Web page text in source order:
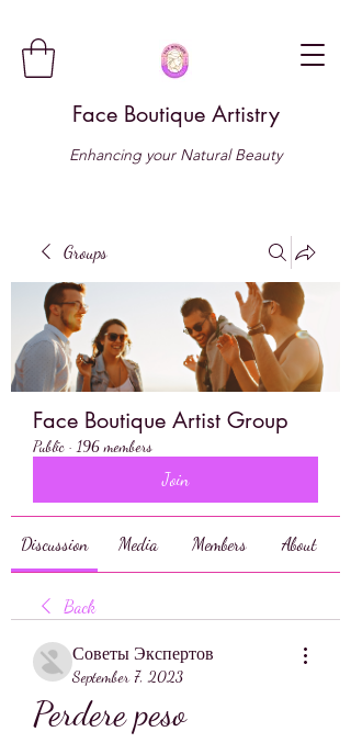
Face Boutique Artistry
Enhancing your Natural Beauty
Groups
Face Boutique Artist Group
Public · 196 members
Join
Discussion Media Members About
Back
Советы Экспертов
September 7, 2023
Perdere peso